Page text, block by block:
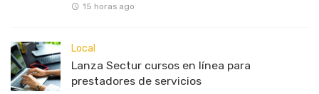
15 horas ago
Local
Lanza Sectur cursos en línea para
prestadores de servicios